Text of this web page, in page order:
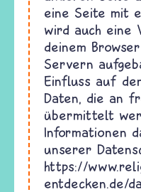
eine Seite mit
wird auch eine
deinem
Servern
Einfluss auf
Daten, die an
übermittelt
Informationen
unserer
https://
entdecken.de/